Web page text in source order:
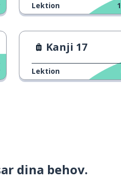
Lektion
Kanji 17
Lektion
dina behov.